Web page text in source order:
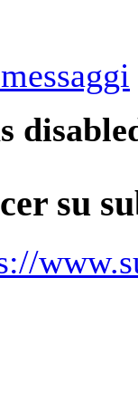
su